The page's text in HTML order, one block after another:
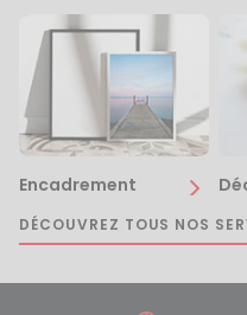
Encadrement
DÉCOUVREZ TOUS NOS